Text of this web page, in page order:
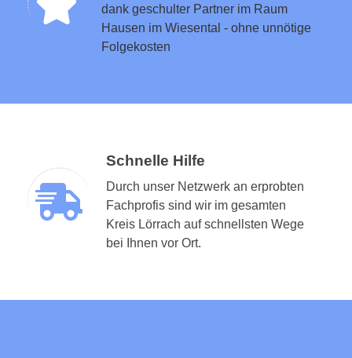
dank geschulter Partner im Raum
Hausen im Wiesental - ohne unnötige
Folgekosten
Schnelle Hilfe
Durch unser Netzwerk an erprobten
Fachprofis sind wir im gesamten
Kreis Lörrach auf schnellsten Wege
bei Ihnen vor Ort.